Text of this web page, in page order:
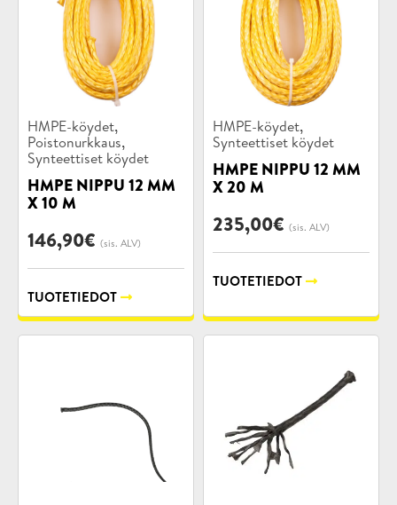
Tuotekategoriat:
HMPE-köydet,
Poistonurkkaus,
Synteettiset köydet
HMPE NIPPU 12 MM
X 10 M
146,90€ (sis. ALV)
TUOTETIEDOT
Tuotekategoriat:
HMPE-köydet,
Synteettiset köydet
HMPE NIPPU 12 MM
X 20 M
235,00€ (sis. ALV)
TUOTETIEDOT